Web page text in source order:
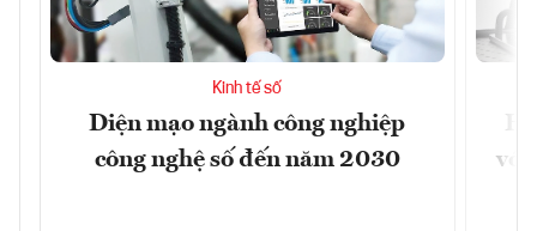
Kinh tế số
Diện mạo ngành công nghiệp
công nghệ số đến năm 2030
với